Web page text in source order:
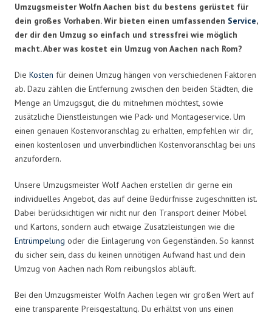
Umzugsmeister Wolfn Aachen bist du bestens gerüstet für
dein großes Vorhaben. Wir bieten einen umfassenden Service,
der dir den Umzug so einfach und stressfrei wie möglich
macht. Aber was kostet ein Umzug von Aachen nach Rom?
Die Kosten für deinen Umzug hängen von verschiedenen Faktoren
ab. Dazu zählen die Entfernung zwischen den beiden Städten, die
Menge an Umzugsgut, die du mitnehmen möchtest, sowie
zusätzliche Dienstleistungen wie Pack- und Montageservice. Um
einen genauen Kostenvoranschlag zu erhalten, empfehlen wir dir,
einen kostenlosen und unverbindlichen Kostenvoranschlag bei uns
anzufordern.
Unsere Umzugsmeister Wolf Aachen erstellen dir gerne ein
individuelles Angebot, das auf deine Bedürfnisse zugeschnitten ist.
Dabei berücksichtigen wir nicht nur den Transport deiner Möbel
und Kartons, sondern auch etwaige Zusatzleistungen wie die
Entrümpelung oder die Einlagerung von Gegenständen. So kannst
du sicher sein, dass du keinen unnötigen Aufwand hast und dein
Umzug von Aachen nach Rom reibungslos abläuft.
Bei den Umzugsmeister Wolfn Aachen legen wir großen Wert auf
eine transparente Preisgestaltung. Du erhältst von uns einen